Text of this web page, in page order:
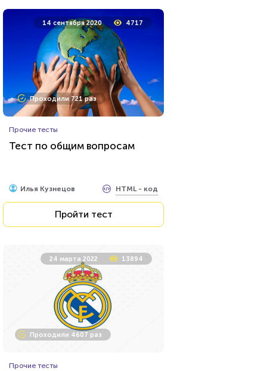
14 сентября 2020 4717
Проходили 721 раз
Прочие тесты
Тест по общим вопросам
Илья Кузнецов HTML - код
Пройти тест
24 марта 2022 13894
Проходили 4607 раз
Прочие тесты